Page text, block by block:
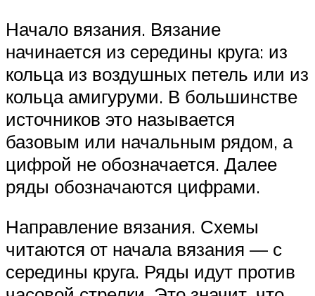
Начало вязания. Вязание
начинается из середины круга: из
кольца из воздушных петель или из
кольца амигуруми. В большинстве
источников это называется
базовым или начальным рядом, а
цифрой не обозначается. Далее
ряды обозначаются цифрами.
Направление вязания. Схемы
читаются от начала вязания — с
середины круга. Ряды идут против